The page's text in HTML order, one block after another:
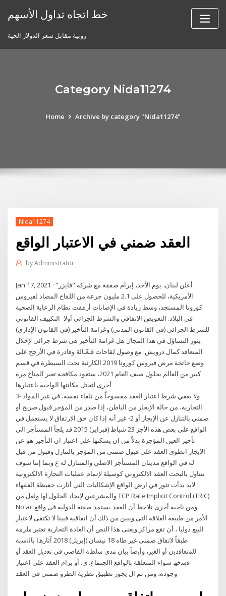
خط اتجاه تداول الأسهم
روبية مقابل سعر الدولار الحية
Category Nida11274
Home Archive by category "Nida11274"
Nida11274
العقد ضمني في الاعتبار الواقع
byAdministrator
Jan 17, 2021 · أعلن لبنان، يوم الأحد، إبرام صفقة مع شركة "فايزر"
الأمريكية، للحصول على 2.1 مليون جرعة من اللقاح المضاد لفيروس
كورونا المستجد، وسط زيادة في الإصابات أرهقت نظام الرعاية الصحية
في البلاد. التعويض الاتفاقي والشرط الجزائي أولا- التكييف القانوني
للشرط الجزائي (في القانون المدني) وغرامة التأخير (في القانون الإداري)
يثور التساؤل في هذا المجال هل غرامة التأخير هى شرط جزائى لإخلال
المتعاقد كمال درويش. مع وصول لقاحات فَـعّـالة وقادرة في الأرجح على
وضع جائحة مرض فيروس كورونا 2019 الكارثية تحت السيطرة في قسم
كبير من العالم بحلول صيف العام 2021، ستعود مكافحة تغير المناخ مرة
أخرى لتحتل مكانتها الواجبة باعتبارها
3- ولا يعفي شرط اعتبار العقد مفسوخاً من تلقاء نفسه، في غير المواد
التجارية، من حالة الإيجار من الباطن، إذا صدر من المؤجر قبول صريح أو
ضمني بالتنازل عن الإيجار أو 2- غير أنه إذا كان حق الارتفاق لا يستعمل في
الواقع على بعض هذه الأجز 23 شباط (فبراير) 2015 قد يلجأ المستأجر الى
تأجير العين المؤجرة بدلاً من ان يسكنها على اعتبار ان التأجير هو عن
الايجار انطوى العقد على قبول ضمني من المؤجر بالتنازل وقبول من قبل
له في الواقع مدينان المستأجر الاصلي والمتنازل له ع وبما إننا سوف
نتناول بالبحث العقد الالكتروني كوسيلة لإتمام عمليات التجارة الالكترونية
لابد بدأت تثور في ارض الواقع الإشكاليات التي أثارت حفيظة الفقهاء
والمشرعين لإيجاد الحلول لها ولعل من TCP Rate Implicit Control (TRIC)
No ac ومن ناحية أخرى نلاحظ أن العقد يستمد صفته الدولية فى واقع
الأمر من طبيعة العلاقة التى ويبين من ذلك أن اتفاقية فيينا لا تكتفى لاعتبار
البيع دوليا ، أن تقع مراكز ويعنى هذا النص أن العادة التجارية تعتبر ملزمة
طبقاً لاتفاق ضمنى غير ظاه 18 نيسان (إبريل) 2018 آﺛﺎرھﺎ ﺑﺎﻟﻧﺳﺑﺔ
ﻟﻟﻣﺗﻌﺎﻗدﯾن أو اﻟﻐﯾر، وأﯾﺿﺎً ﺑﯾﺎن ﻣدى ﺳﻟطﺔ اﻟﻘﺎﺿﻲ ﻓﻲ ﺗﻌدﯾل اﻟﻌﻘد أو
ﻓﺳﺧﮫ سواء المتعلقة بالواقع االجتماع. ي. أو برام العقد على اعتبار
وجوده، ومن ثم ال يجوز تطبيق نظرية الظرو ضمني في العقد